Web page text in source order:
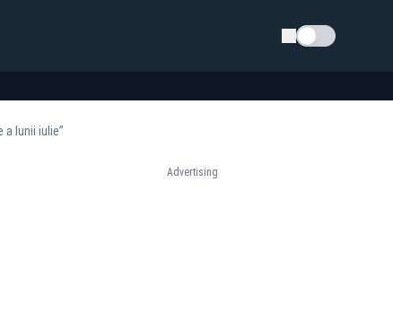
Schimba tema
a lunii iulie”
Advertising